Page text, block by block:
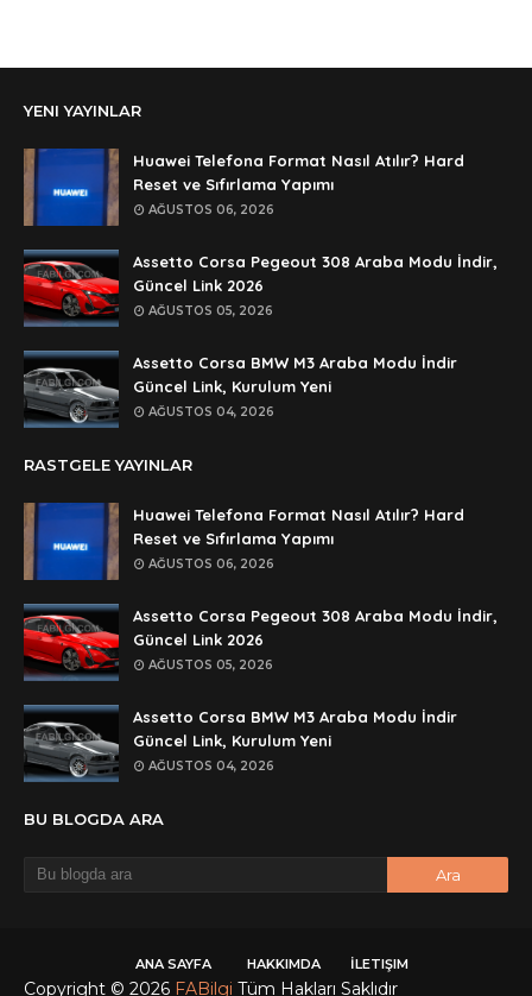
şifre ?
Anonymous
şifre ögrenebilirmiyim
Anonymous
🥰🥰🥰
Anonymous
dedezıplatan31 beğend👌
Anonymous
rar dosyasının şifresi nedir
Anonymous
lan şifre ne şifre
şifre ne
YENI YAYINLAR
Huawei Telefona Format Nasıl Atılır? Hard
Reset ve Sıfırlama Yapımı
AĞUSTOS 06, 2026
Assetto Corsa Pegeout 308 Araba Modu İndir,
Güncel Link 2026
AĞUSTOS 05, 2026
Assetto Corsa BMW M3 Araba Modu İndir
Güncel Link, Kurulum Yeni
AĞUSTOS 04, 2026
RASTGELE YAYINLAR
Huawei Telefona Format Nasıl Atılır? Hard
Reset ve Sıfırlama Yapımı
AĞUSTOS 06, 2026
Assetto Corsa Pegeout 308 Araba Modu İndir,
Güncel Link 2026
AĞUSTOS 05, 2026
Assetto Corsa BMW M3 Araba Modu İndir
Güncel Link, Kurulum Yeni
AĞUSTOS 04, 2026
BU BLOGDA ARA
ANA SAYFA HAKKIMDA İLETIŞIM
Copyright © 2026 FABilgi Tüm Hakları Saklıdır